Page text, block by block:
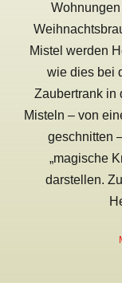
Mistel werden
wie dies bei
Zaubertrank in
Misteln – von
geschnitten
„magische
darstellen.